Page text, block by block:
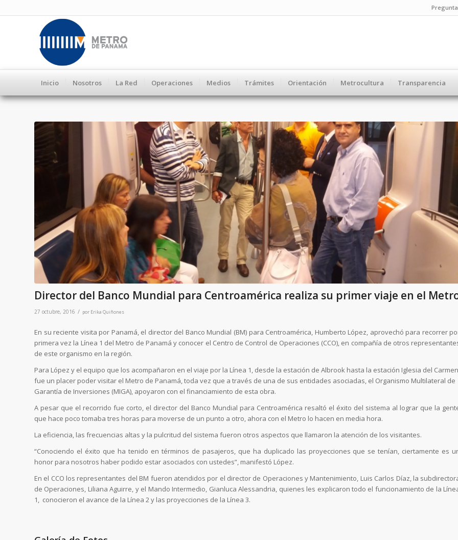
Inicio Nosotros La Red Operaciones Medios Trámites Orientación Metrocultura Transparencia
Director del Banco Mundial para Centroamérica realiza su primer viaje en el
27 octubre, 2016 / por Erika Quiñones
En su reciente visita por Panamá, el director del Banco Mundial (BM) para Centroamérica, Humberto López, aprovechó para recorrer
primera vez la Línea 1 del Metro de Panamá y conocer el Centro de Control de Operaciones (CCO), en compañía de otros
de este organismo en la región.
Para López y el equipo que los acompañaron en el viaje por la Línea 1, desde la estación de Albrook hasta la estación Iglesia del
fue un placer poder visitar el Metro de Panamá, toda vez que a través de una de sus entidades asociadas, el Organismo Multilateral de
Garantía de Inversiones (MIGA), apoyaron con el financiamiento de esta obra.
A pesar que el recorrido fue corto, el director del Banco Mundial para Centroamérica resaltó el éxito del sistema al lograr que la
que hace poco tomaba tres horas para moverse de un punto a otro, ahora con el Metro lo hacen en media hora.
La eficiencia, las frecuencias altas y la pulcritud del sistema fueron otros aspectos que llamaron la atención de los visitantes.
“Conociendo el éxito que ha tenido en términos de pasajeros, que ha duplicado las proyecciones que se tenían, ciertamente es
honor para nosotros haber podido estar asociados con ustedes”, manifestó López.
En el CCO los representantes del BM fueron atendidos por el director de Operaciones y Mantenimiento, Luis Carlos Díaz, la
de Operaciones, Liliana Aguirre, y el Mando Intermedio, Gianluca Alessandria, quienes les explicaron todo el funcionamiento de la
1, conocieron el avance de la Línea 2 y las proyecciones de la Línea 3.